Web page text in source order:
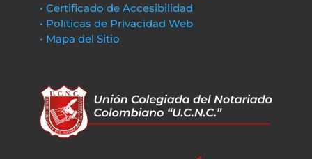
• Certificado de Accesibilidad
• Políticas de Privacidad Web
• Mapa del Sitio